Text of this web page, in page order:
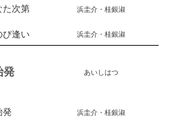
た次第 浜圭介・桂銀淑
び逢い 浜圭介・桂銀淑
発 あいしはつ
発 浜圭介・桂銀淑